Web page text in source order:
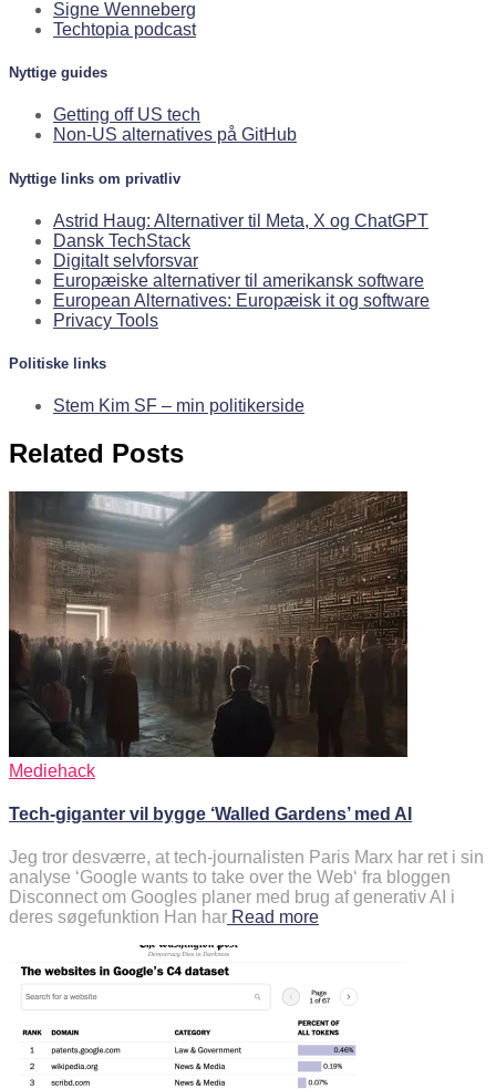
Signe Wenneberg
Techtopia podcast
Nyttige guides
Getting off US tech
Non-US alternatives på GitHub
Nyttige links om privatliv
Astrid Haug: Alternativer til Meta, X og ChatGPT
Dansk TechStack
Digitalt selvforsvar
Europæiske alternativer til amerikansk software
European Alternatives: Europæisk it og software
Privacy Tools
Politiske links
Stem Kim SF – min politikerside
Related Posts
Mediehack
Tech-giganter vil bygge ‘Walled Gardens’ med AI
Jeg tror desværre, at tech-journalisten Paris Marx har ret i sin
analyse ‘Google wants to take over the Web‘ fra bloggen
Disconnect om Googles planer med brug af generativ AI i
deres søgefunktion Han har Read more